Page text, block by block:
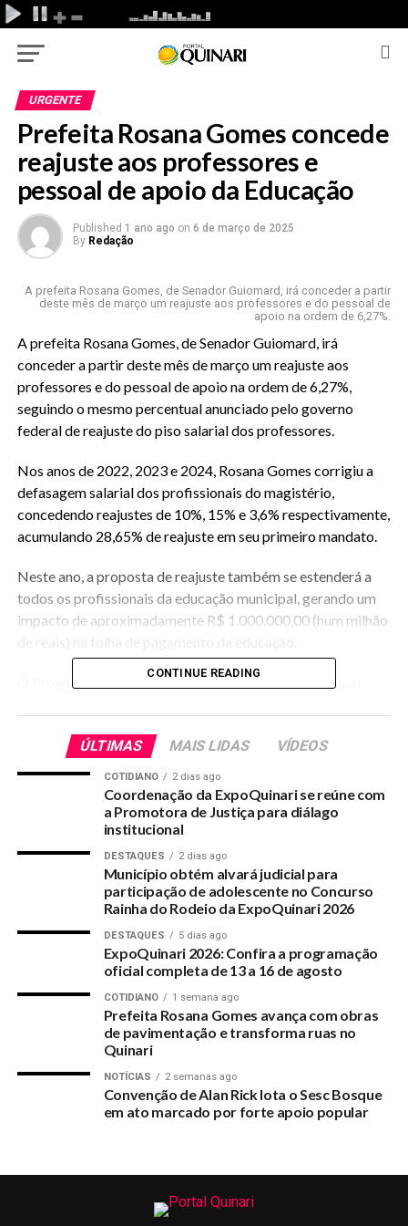
URGENTE
Prefeita Rosana Gomes concede
reajuste aos professores e
pessoal de apoio da Educação
Published 1 ano ago on 6 de março de 2025
By Redação
A prefeita Rosana Gomes, de Senador Guiomard, irá conceder a partir
deste mês de março um reajuste aos professores e do pessoal de
apoio na ordem de 6,27%.
A prefeita Rosana Gomes, de Senador Guiomard, irá
conceder a partir deste mês de março um reajuste aos
professores e do pessoal de apoio na ordem de 6,27%,
seguindo o mesmo percentual anunciado pelo governo
federal de reajuste do piso salarial dos professores.
Nos anos de 2022, 2023 e 2024, Rosana Gomes corrigiu a
defasagem salarial dos profissionais do magistério,
concedendo reajustes de 10%, 15% e 3,6% respectivamente,
acumulando 28,65% de reajuste em seu primeiro mandato.
Neste ano, a proposta de reajuste também se estenderá a
todos os profissionais da educação municipal, gerando um
impacto de aproximadamente R$ 1.000.000,00 (hum milhão
O Projeto de Lei será encaminhado à Câmara Municipal
municipal inicia-se na próxima segunda-feira, 10 de março.
RELATED TOPICS:
Utilidade Pública
DON'T MISS
Governo zera tarifa de importação de 9 alimentos
para reduzir preços
CONTINUE READING
ÚLTIMAS MAIS LIDAS VÍDEOS
COTIDIANO 2 dias ago
Coordenação da ExpoQuinari se reúne com
a Promotora de Justiça para diálago
institucional
DESTAQUES 2 dias ago
Município obtém alvará judicial para
participação de adolescente no Concurso
Rainha do Rodeio da ExpoQuinari 2026
DESTAQUES 5 dias ago
ExpoQuinari 2026: Confira a programação
oficial completa de 13 a 16 de agosto
COTIDIANO 1 semana ago
Prefeita Rosana Gomes avança com obras
de pavimentação e transforma ruas no
Quinari
NOTÍCIAS 2 semanas ago
Convenção de Alan Rick lota o Sesc Bosque
em ato marcado por forte apoio popular